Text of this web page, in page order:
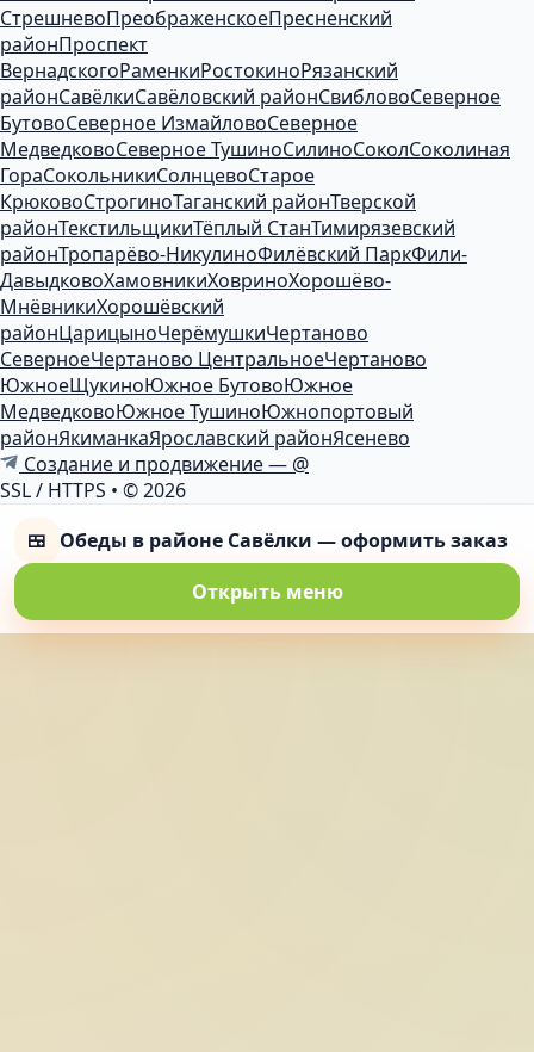
СтрешневоПреображенскоеПресненский
районПроспект
ВернадскогоРаменкиРостокиноРязанский
районСавёлкиСавёловский районСвибловоСеверное
БутовоСеверное ИзмайловоСеверное
МедведковоСеверное ТушиноСилиноСоколСоколиная
ГораСокольникиСолнцевоСтарое
КрюковоСтрогиноТаганский районТверской
районТекстильщикиТёплый СтанТимирязевский
районТропарёво-НикулиноФилёвский ПаркФили-
ДавыдковоХамовникиХовриноХорошёво-
МнёвникиХорошёвский
районЦарицыноЧерёмушкиЧертаново
СеверноеЧертаново ЦентральноеЧертаново
ЮжноеЩукиноЮжное БутовоЮжное
МедведковоЮжное ТушиноЮжнопортовый
районЯкиманкаЯрославский районЯсенево
Создание и продвижение — @
SSL / HTTPS • © 2026
🍱 Обеды в районе Савёлки — оформить заказ
Открыть меню